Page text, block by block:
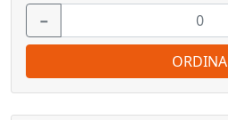
−
ORDINA